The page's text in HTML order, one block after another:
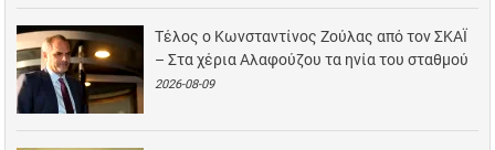
Τέλος ο Κωνσταντίνος Ζούλας από τον ΣΚΑΪ
– Στα χέρια Αλαφούζου τα ηνία του σταθμού
2026-08-09